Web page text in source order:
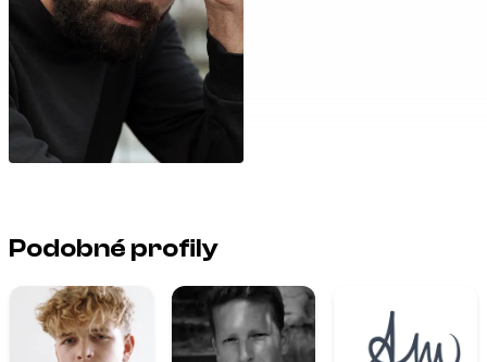
Podobné profily